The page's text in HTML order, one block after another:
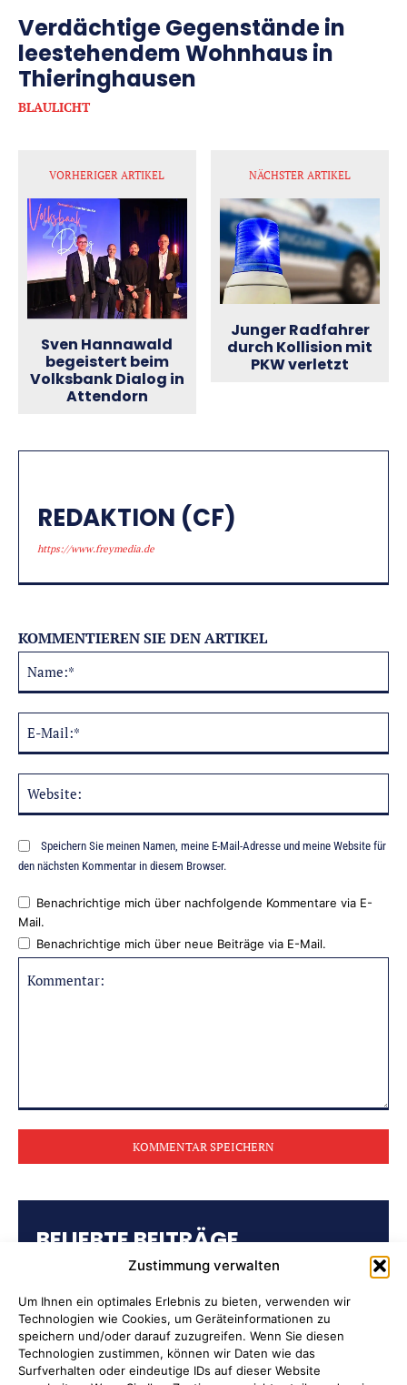
Zustimmung verwalten
Um Ihnen ein optimales Erlebnis zu bieten, verwenden wir
Technologien wie Cookies, um Geräteinformationen zu
speichern und/oder darauf zuzugreifen. Wenn Sie diesen
Technologien zustimmen, können wir Daten wie das
Surfverhalten oder eindeutige IDs auf dieser Website
Verdächtige Gegenstände in
leestehendem Wohnhaus in
Thieringhausen
BLAULICHT
VORHERIGER ARTIKEL
Sven Hannawald
begeistert beim
Volksbank Dialog in
Attendorn
NÄCHSTER ARTIKEL
Junger Radfahrer
durch Kollision mit
PKW verletzt
REDAKTION (CF)
https://www.freymedia.de
KOMMENTIEREN SIE DEN ARTIKEL
Speichern Sie meinen Namen, meine E-Mail-Adresse und meine Website für
den nächsten Kommentar in diesem Browser.
Benachrichtige mich über nachfolgende Kommentare via E-
Mail.
Benachrichtige mich über neue Beiträge via E-Mail.
BELIEBTE BEITRÄGE
Kulturring Attendorn präsentiert
Kultursaison 2026/2027
„Oli radelt“… am 10. August nach
Attendorn